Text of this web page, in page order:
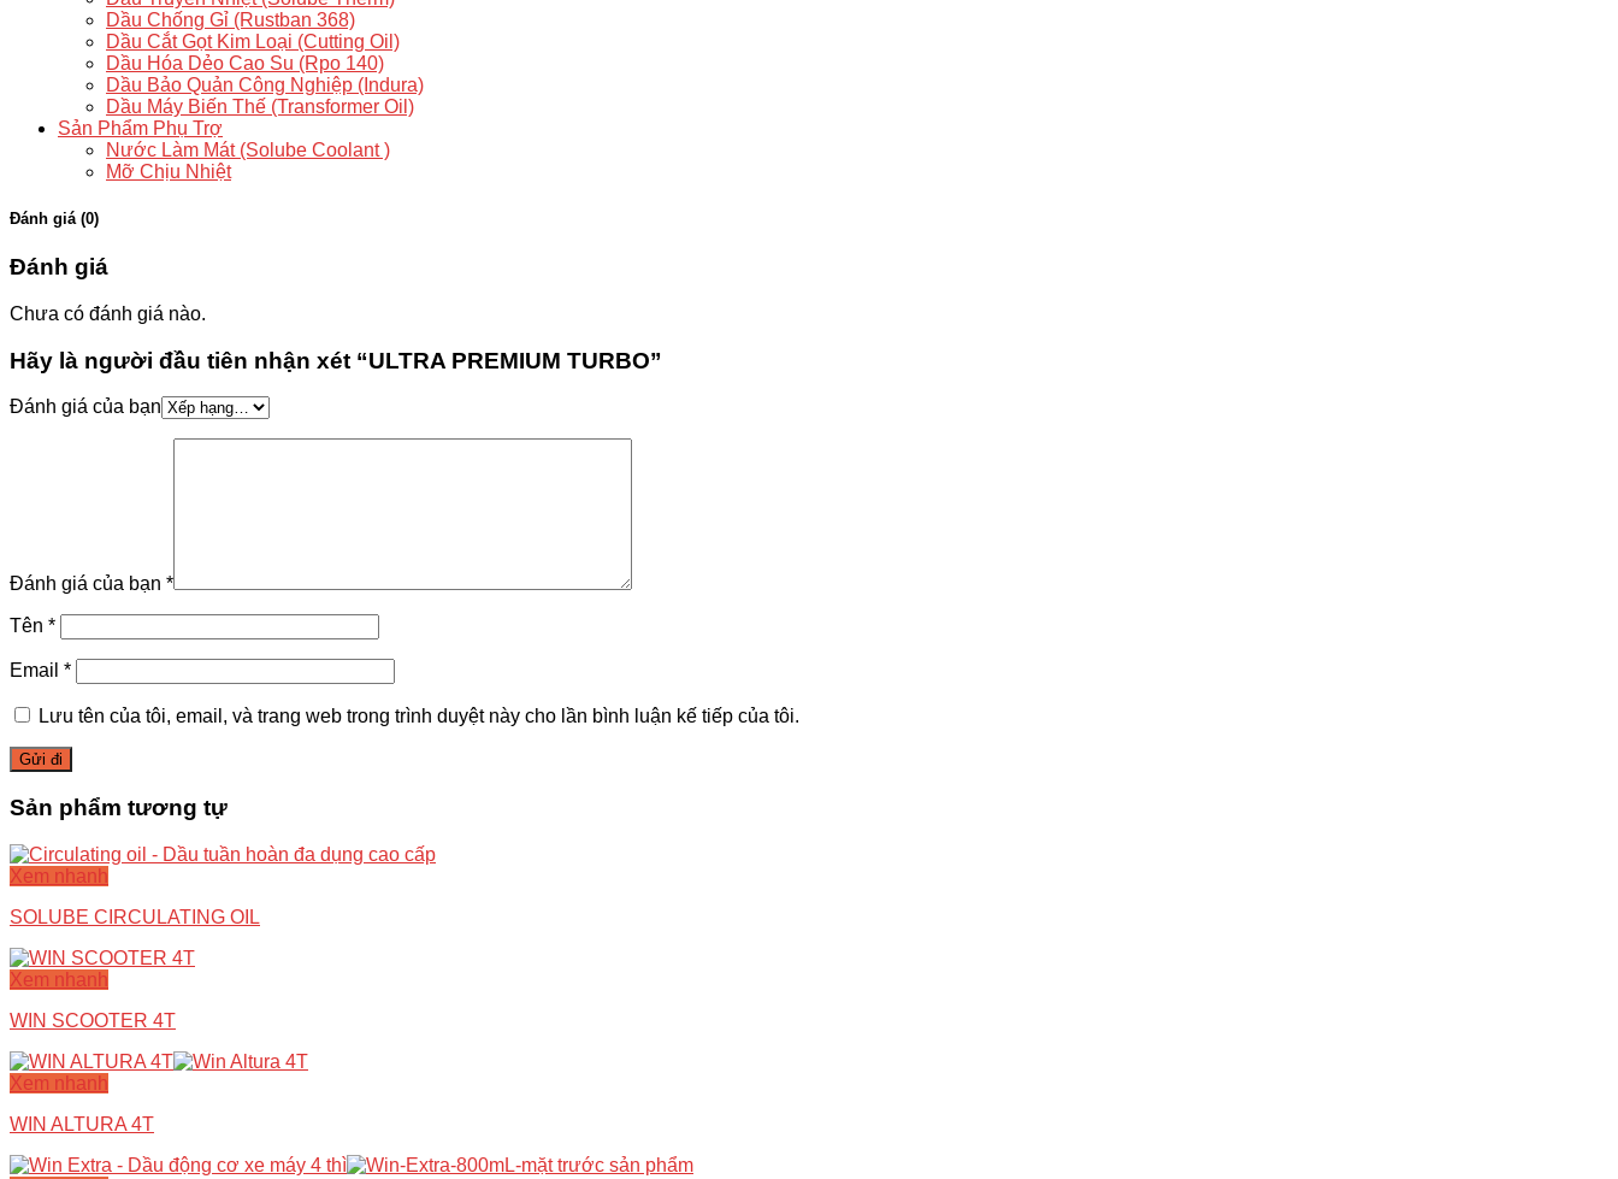
Dầu Chống Gỉ (Rustban 368)
Dầu Cắt Gọt Kim Loại (Cutting Oil)
Dầu Hóa Dẻo Cao Su (Rpo 140)
Dầu Bảo Quản Công Nghiệp (Indura)
Dầu Máy Biến Thế (Transformer Oil)
Sản Phẩm Phụ Trợ
Nước Làm Mát (Solube Coolant )
Mỡ Chịu Nhiệt
Đánh giá (0)
Đánh giá
Chưa có đánh giá nào.
Hãy là người đầu tiên nhận xét “ULTRA PREMIUM TURBO”
Đánh giá của bạn
Đánh giá của bạn *
Tên *
Email *
Lưu tên của tôi, email, và trang web trong trình duyệt này cho lần bình luận kế tiếp của tôi.
Sản phẩm tương tự
Xem nhanh
SOLUBE CIRCULATING OIL
Xem nhanh
WIN SCOOTER 4T
Xem nhanh
WIN ALTURA 4T